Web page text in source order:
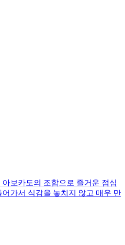
보카도의 조합으로 즐거운 점심
가서 식감을 놓치지 않고 매우 만